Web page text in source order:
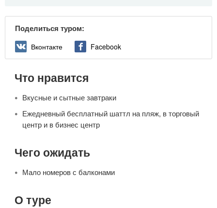
Поделиться туром:
Вконтакте Facebook
Что нравится
Вкусные и сытные завтраки
Ежедневный бесплатный шаттл на пляж, в торговый
центр и в бизнес центр
Чего ожидать
Мало номеров с балконами
О туре